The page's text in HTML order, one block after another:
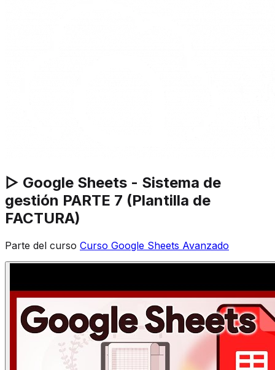
▷ Google Sheets - Sistema de
gestión PARTE 7 (Plantilla de
FACTURA)
Parte del curso Curso Google Sheets Avanzado